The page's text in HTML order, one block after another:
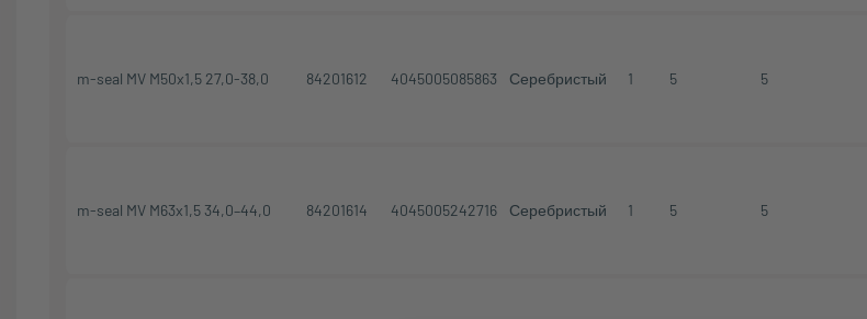
m-seal MV M50x1,5 27,0-38,0 84201612 4045005085863 Серебристый 1 5 5
m-seal MV M63x1,5 34,0–44,0 84201614 4045005242716 Серебристый 1 5 5